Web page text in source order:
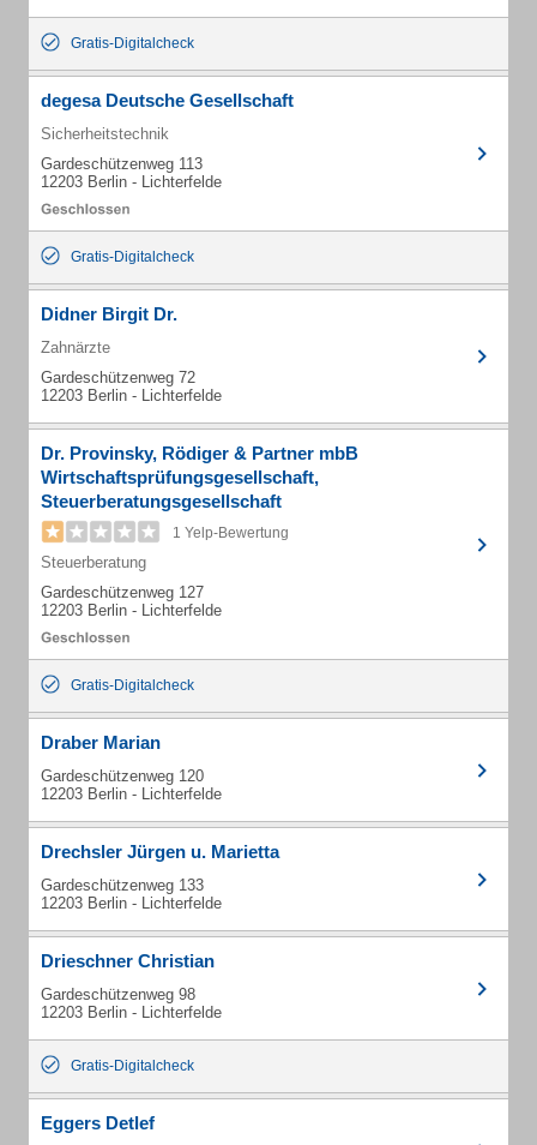
Gratis-Digitalcheck
degesa Deutsche Gesellschaft
Sicherheitstechnik
Gardeschützenweg 113
12203 Berlin - Lichterfelde
Gratis-Digitalcheck
Didner Birgit Dr.
Zahnärzte
Gardeschützenweg 72
12203 Berlin - Lichterfelde
Dr. Provinsky, Rödiger & Partner mbB
Wirtschaftsprüfungsgesellschaft,
Steuerberatungsgesellschaft
1 Yelp-Bewertung
Steuerberatung
Gardeschützenweg 127
12203 Berlin - Lichterfelde
Gratis-Digitalcheck
Draber Marian
Gardeschützenweg 120
12203 Berlin - Lichterfelde
Drechsler Jürgen u. Marietta
Gardeschützenweg 133
12203 Berlin - Lichterfelde
Drieschner Christian
Gardeschützenweg 98
12203 Berlin - Lichterfelde
Gratis-Digitalcheck
Eggers Detlef